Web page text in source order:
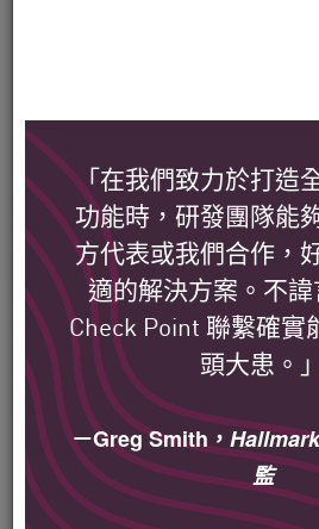
「在我們致力於打造
功能時，研發團隊能
方代表或我們合作，
適的解決方案。不
Check Point 聯繫確實
頭大患。」
－Greg Smith，
監
30 多
業界專業知
了解 Check
的客戶們如何保
安環境。